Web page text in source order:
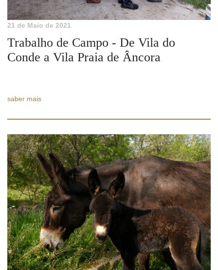
21 de Maio de 2021
Trabalho de Campo - De Vila do
Conde a Vila Praia de Âncora
saber mais